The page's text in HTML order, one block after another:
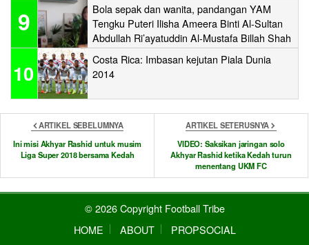
9
Bola sepak dan wanita, pandangan YAM
Tengku Puteri Ilisha Ameera Binti Al-Sultan
Abdullah Ri’ayatuddin Al-Mustafa Billah Shah
10
Costa Rica: Imbasan kejutan Piala Dunia
2014
ARTIKEL SEBELUMNYA
Ini misi Akhyar Rashid untuk musim
Liga Super 2018 bersama Kedah
ARTIKEL SETERUSNYA
VIDEO: Saksikan jaringan solo
Akhyar Rashid ketika Kedah turun
menentang UKM FC
© 2026 Copyright Football Tribe
HOME
ABOUT PROPSOCIAL